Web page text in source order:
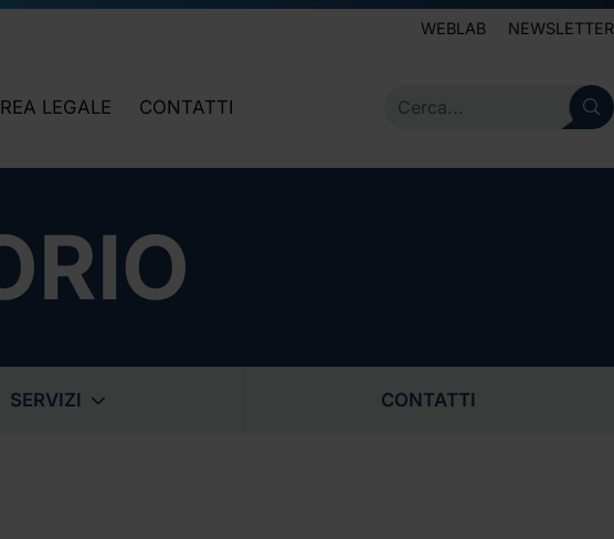
WEBLAB NEWSLETTER
LEGALE
LEGISLATIVE
CONTATTI
SERVIZIO CLIENTI
SERVIZI CONTATTI